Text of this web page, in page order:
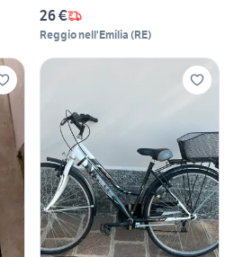
26 €
Reggio nell'Emilia (RE)